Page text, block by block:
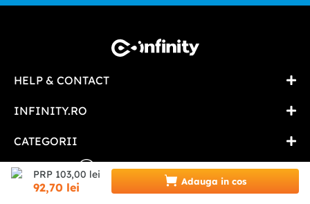
PRP 103,00 lei
92,70 lei Adauga in cos
HELP & CONTACT
INFINITY.RO
CATEGORII
0746 346 489 (07INFINITY)
suport@infinity.ro